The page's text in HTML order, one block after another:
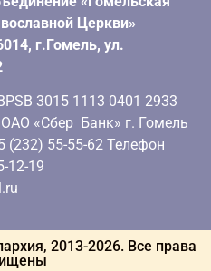
Церкви»
г.Гомель, ул.
3015 1113 0401 2933
ОАО «Сбер Банк» г. Гомель
(232) 55-55-62 Телефон
12-19
2013-2026. Все права